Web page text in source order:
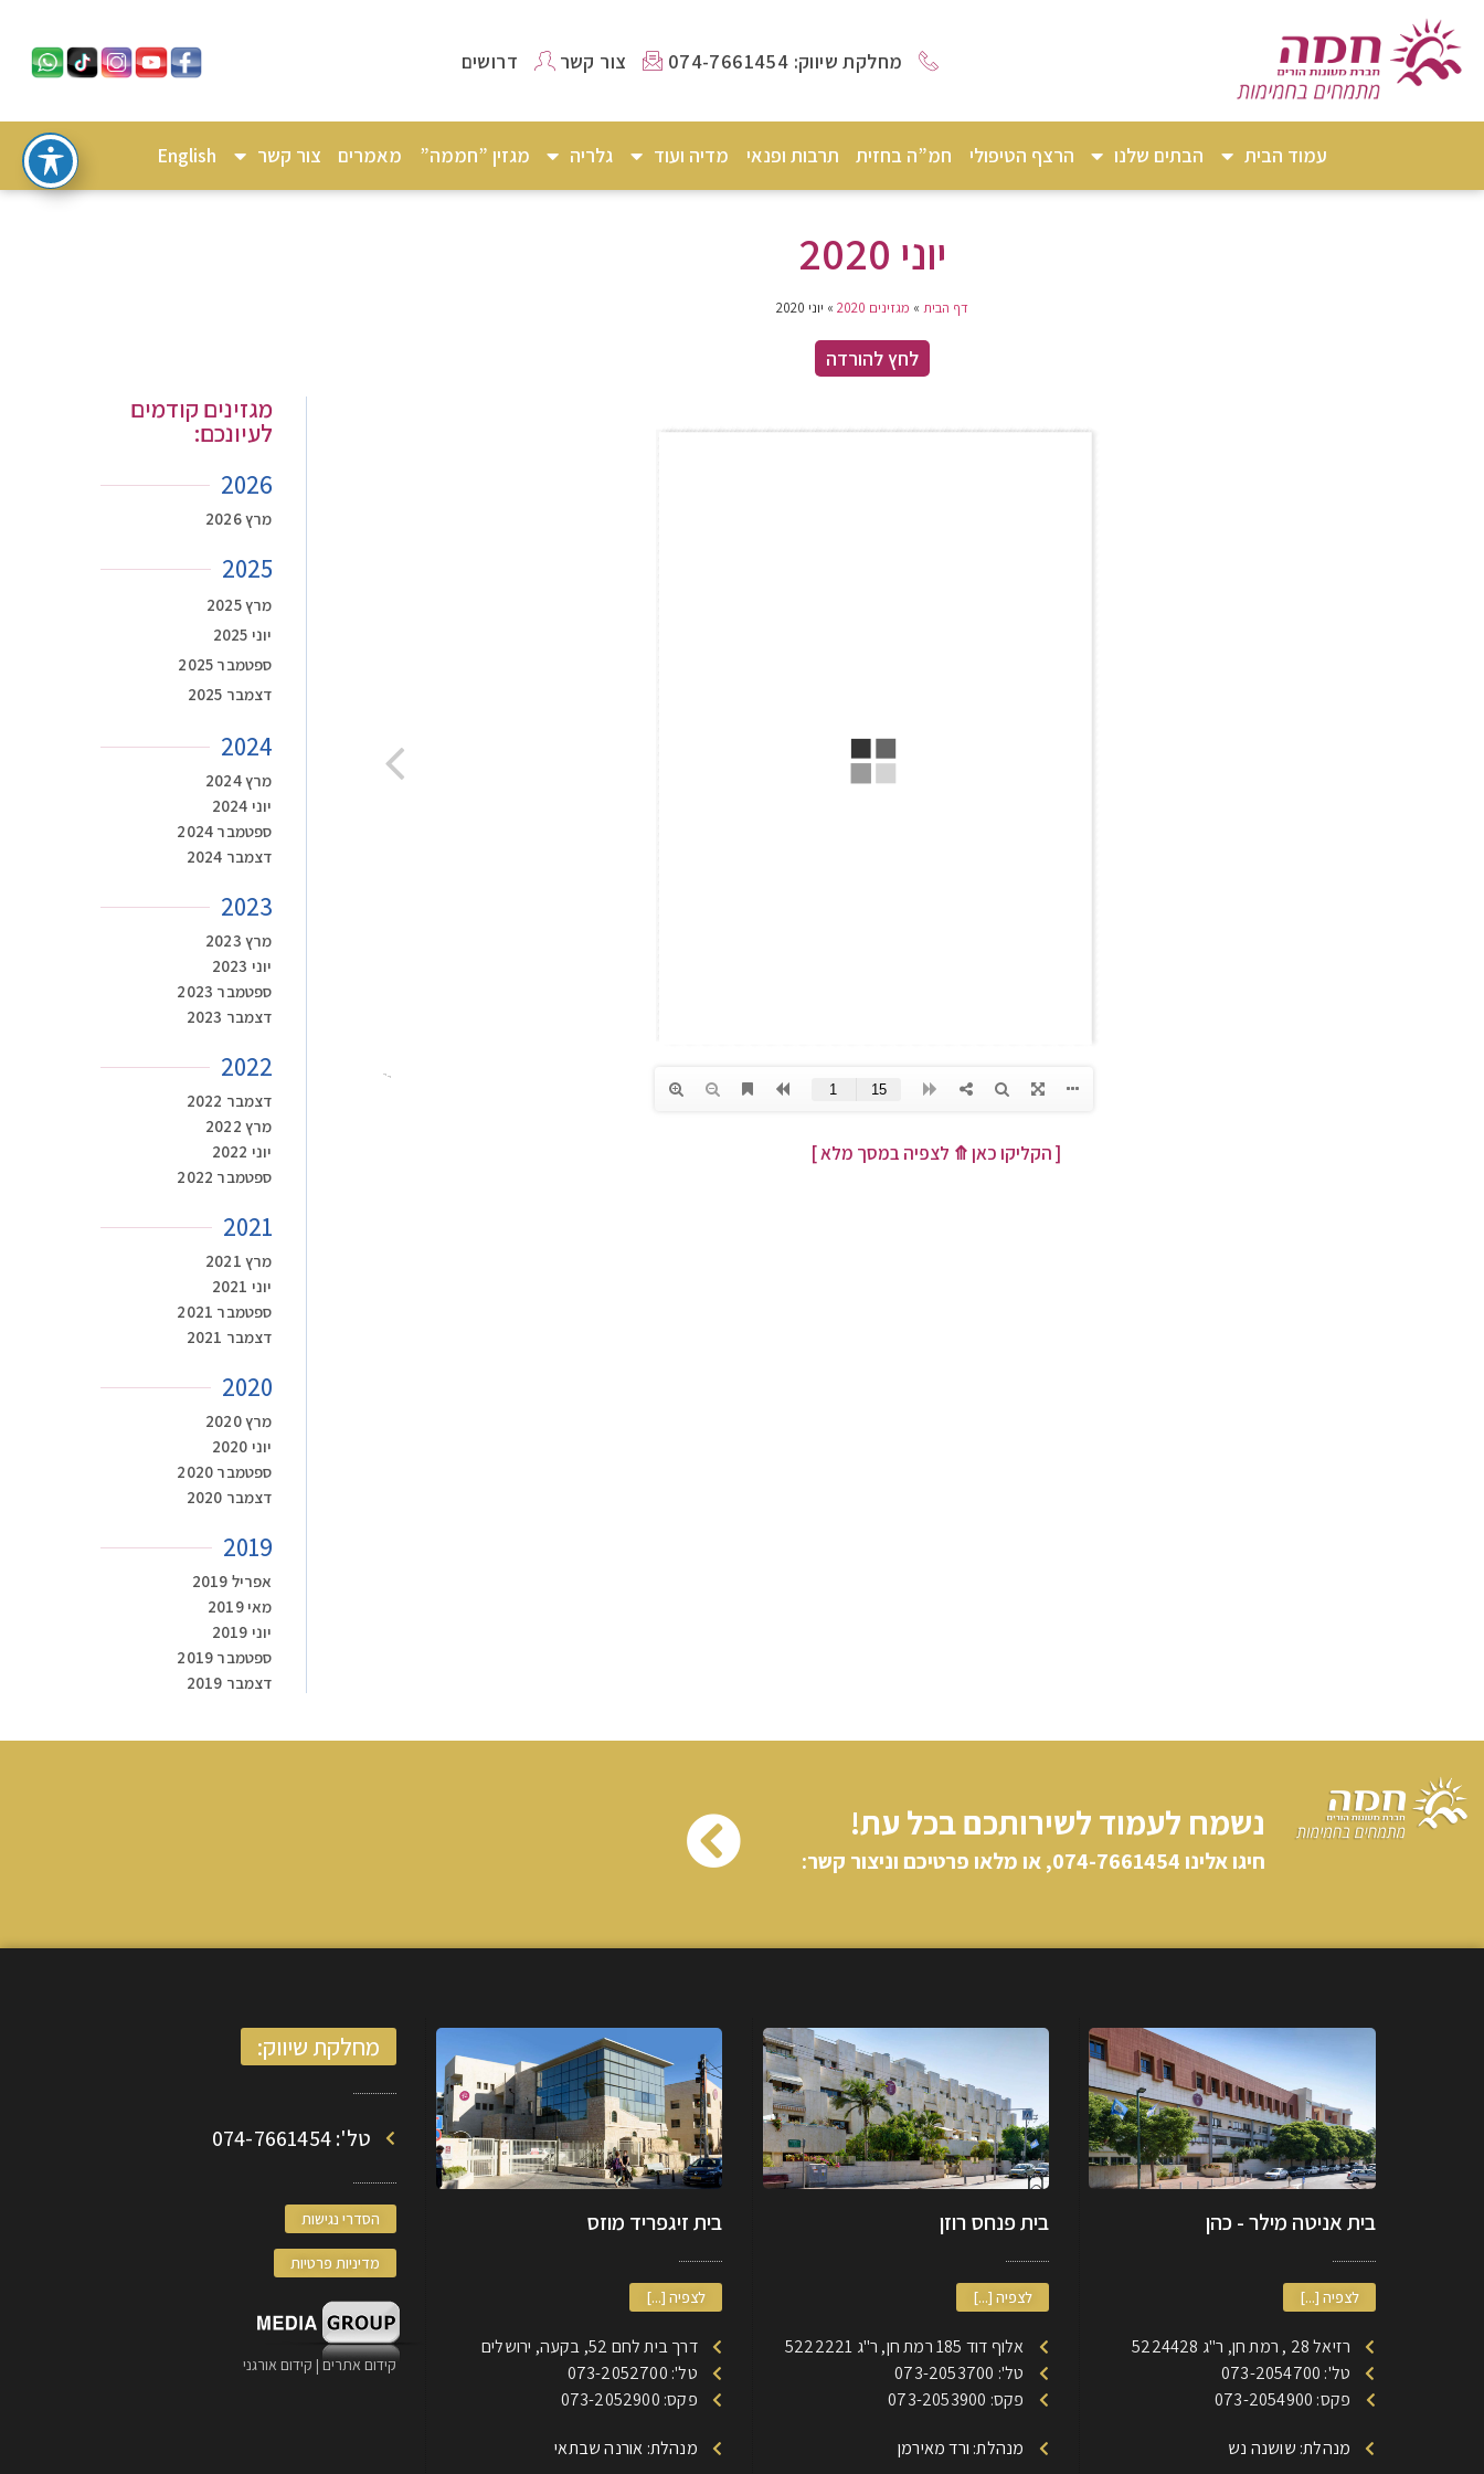
מחלקת שיווק: 074-7661454 צור קשר דרושים
עמוד הבית הבתים שלנו הרצף הטיפולי חמ”ה בחזית תרבות ופנאי מדיה ועוד גלריה מגזין ”חממה” מאמרים צור קשר English
יוני 2020
דף הבית» מגזינים 2020 » יוני 2020
לחץ להורדה
[ הקליקו כאן⤊ לצפיה במסך מלא ]
מגזינים קודמים
לעיונכם:
2026
מרץ 2026
2025
מרץ 2025
יוני 2025
ספטמבר 2025
דצמבר 2025
2024
מרץ 2024
יוני 2024
ספטמבר 2024
דצמבר 2024
2023
מרץ 2023
יוני 2023
ספטמבר 2023
דצמבר 2023
2022
דצמבר 2022
מרץ 2022
יוני 2022
ספטמבר 2022
2021
מרץ 2021
יוני 2021
ספטמבר 2021
דצמבר 2021
2020
מרץ 2020
יוני 2020
ספטמבר 2020
דצמבר 2020
2019
אפריל 2019
מאי 2019
יוני 2019
ספטמבר 2019
דצמבר 2019
נשמח לעמוד לשירותכם בכל עת!
חיגו אלינו​ 074-7661454, או מלאו פרטיכם וניצור קשר:
בית אניטה מילר - כהן
לצפיה [...]
רזיאל 28 , רמת חן, ר"ג 5224428
טל': 073-2054700
פקס: 073-2054900
מנהלת: שושנה נש
בית פנחס רוזן
לצפיה [...]
אלוף דוד 185 רמת חן, ר"ג 5222221
טל': 073-2053700
פקס: 073-2053900
מנהלת: ורד מאירמן
בית זיגפריד מוזס
לצפיה [...]
דרך בית לחם 52, בקעה, ירושלים
טל': 073-2052700
פקס: 073-2052900
מנהלת: אורנה שבתאי
מחלקת שיווק:
טל': 074-7661454
הסדרי נגישות
מדיניות פרטיות
קידום אתרים | קידום אורגני